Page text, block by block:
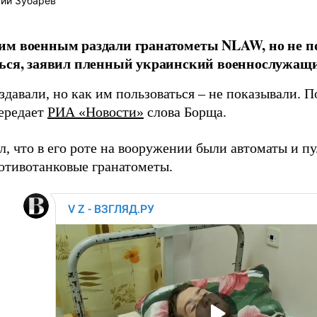
военным раздали гранатометы NLAW, но не
заявил пленный украинский
но как им пользоваться – не показывали.
РИА «Новости» слова Борща.
что в его роте на вооружении были автоматы и
гранатометы.